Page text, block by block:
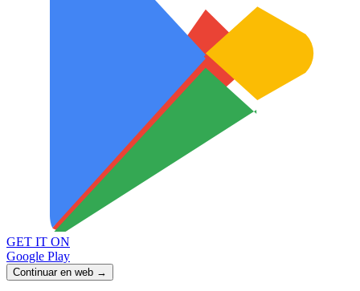
GET IT ON
Google Play
Continuar en web →